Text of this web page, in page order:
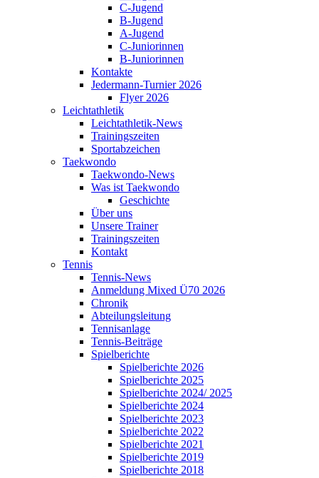
C-Jugend
B-Jugend
A-Jugend
C-Juniorinnen
B-Juniorinnen
Kontakte
Jedermann-Turnier 2026
Flyer 2026
Leichtathletik
Leichtathletik-News
Trainingszeiten
Sportabzeichen
Taekwondo
Taekwondo-News
Was ist Taekwondo
Geschichte
Über uns
Unsere Trainer
Trainingszeiten
Kontakt
Tennis
Tennis-News
Anmeldung Mixed Ü70 2026
Chronik
Abteilungsleitung
Tennisanlage
Tennis-Beiträge
Spielberichte
Spielberichte 2026
Spielberichte 2025
Spielberichte 2024/ 2025
Spielberichte 2024
Spielberichte 2023
Spielberichte 2022
Spielberichte 2021
Spielberichte 2019
Spielberichte 2018